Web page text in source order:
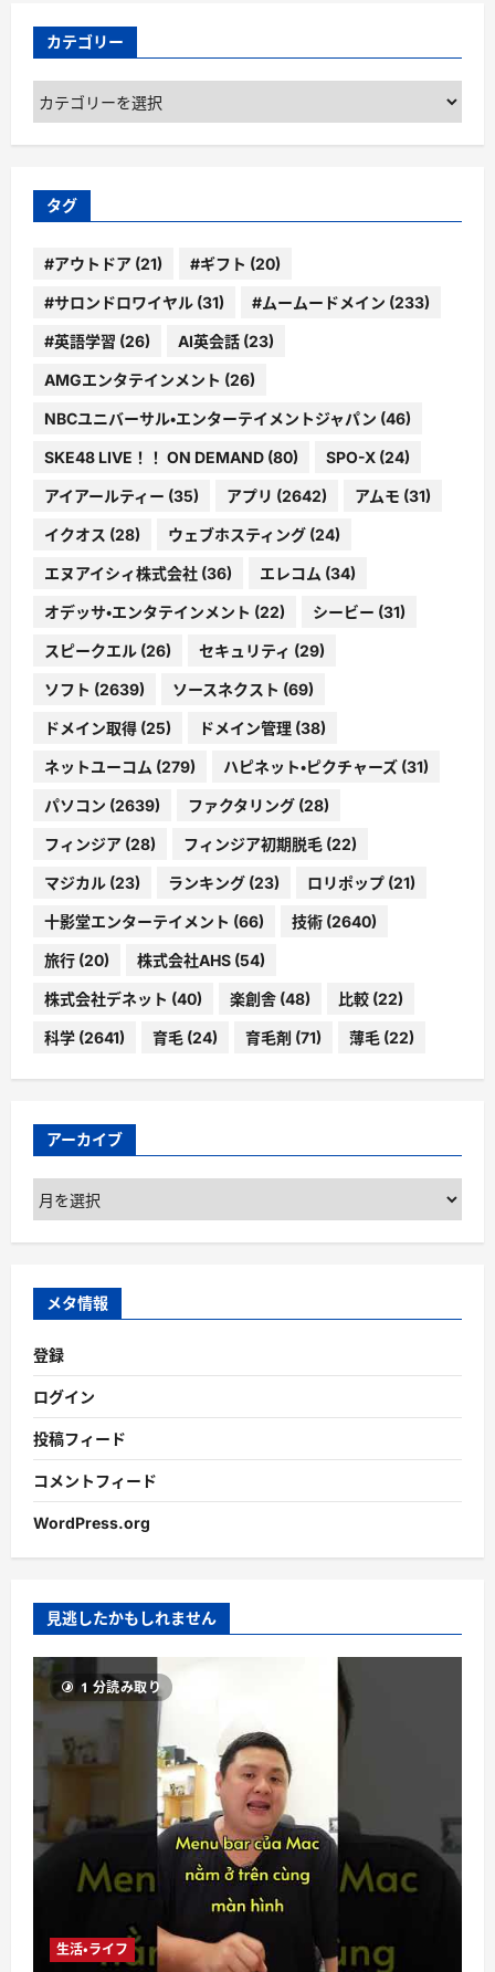
カテゴリー
カ
テ
ゴ
ー
タグ
#アウトドア (21) #ギフト (20)
#サロンドロワイヤル (31) #ムームードメイン (233)
#英語学習 (26) AI英会話 (23)
AMGエンタテインメント (26)
NBCユニバーサル・エンターテイメントジャパン (46)
SKE48 LIVE！！ ON DEMAND (80) SPO-X (24)
アイアールティー (35) アプリ (2642) アムモ (31)
イクオス (28) ウェブホスティング (24)
エヌアイシィ株式会社 (36) エレコム (34)
オデッサ・エンタテインメント (22) シービー (31)
スピークエル (26) セキュリティ (29)
ソフト (2639) ソースネクスト (69)
ドメイン取得 (25) ドメイン管理 (38)
ネットユーコム (279) ハピネット・ピクチャーズ (31)
パソコン (2639) ファクタリング (28)
フィンジア (28) フィンジア初期脱毛 (22)
マジカル (23) ランキング (23) ロリポップ (21)
十影堂エンターテイメント (66) 技術 (2640)
旅行 (20) 株式会社AHS (54)
株式会社デネット (40) 楽創舎 (48) 比較 (22)
科学 (2641) 育毛 (24) 育毛剤 (71) 薄毛 (22)
アーカイブ
ア
ー
カ
ブ
メタ情報
登録
ログイン
投稿フィード
コメントフィード
WordPress.org
見逃したかもしれません
1 分読み取り
生活・ライフ